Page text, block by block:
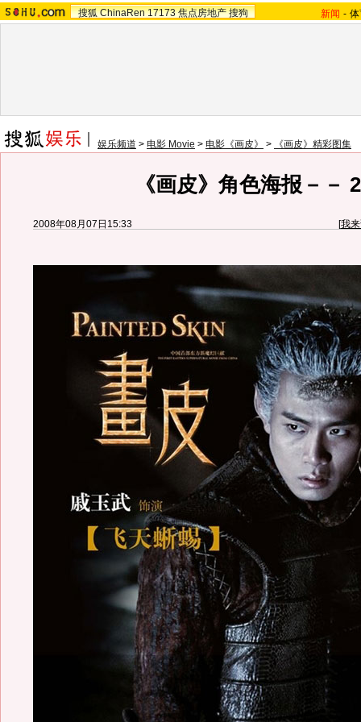
搜狐 ChinaRen 17173 焦点房地产 搜狗 新闻 -
娱乐频道 > 电影 Movie > 电影《画皮》 > 《画皮》精彩图集
《画皮》角色海报－－ 2
2008年08月07日15:33 [我